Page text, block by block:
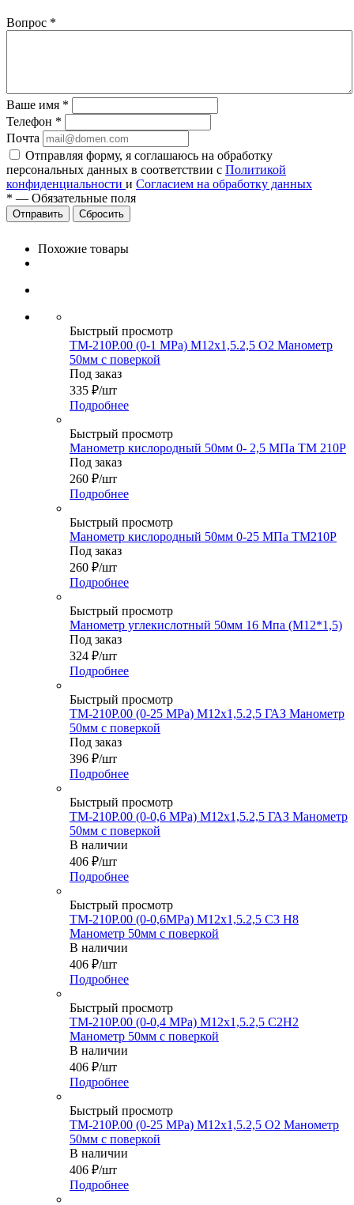
Вопрос *
Ваше имя *
Телефон *
Почта
Отправляя форму, я соглашаюсь на обработку
персональных данных в соответствии с Политикой
конфиденциальности и Согласием на обработку данных
* — Обязательные поля
Сбросить
Похожие товары
Быстрый просмотр
ТМ-210Р.00 (0-1 МРа) М12х1,5.2,5 О2 Манометр
50мм с поверкой
Под заказ
335 ₽/шт
Подробнее
Быстрый просмотр
Манометр кислородный 50мм 0- 2,5 МПа ТМ 210Р
Под заказ
260 ₽/шт
Подробнее
Быстрый просмотр
Манометр кислородный 50мм 0-25 МПа ТМ210Р
Под заказ
260 ₽/шт
Подробнее
Быстрый просмотр
Манометр углекислотный 50мм 16 Мпа (М12*1,5)
Под заказ
324 ₽/шт
Подробнее
Быстрый просмотр
ТМ-210Р.00 (0-25 МРа) М12х1,5.2,5 ГАЗ Манометр
50мм с поверкой
Под заказ
396 ₽/шт
Подробнее
Быстрый просмотр
ТМ-210Р.00 (0-0,6 МРа) М12х1,5.2,5 ГАЗ Манометр
50мм с поверкой
В наличии
406 ₽/шт
Подробнее
Быстрый просмотр
ТМ-210Р.00 (0-0,6МРа) М12х1,5.2,5 С3 Н8
Манометр 50мм с поверкой
В наличии
406 ₽/шт
Подробнее
Быстрый просмотр
ТМ-210Р.00 (0-0,4 МРа) М12х1,5.2,5 С2Н2
Манометр 50мм с поверкой
В наличии
406 ₽/шт
Подробнее
Быстрый просмотр
ТМ-210Р.00 (0-25 МРа) М12х1,5.2,5 О2 Манометр
50мм с поверкой
В наличии
406 ₽/шт
Подробнее